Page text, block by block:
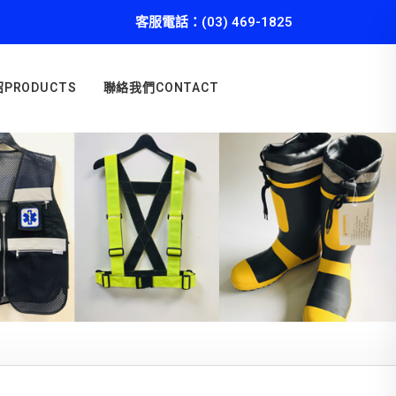
客服電話：(03) 469-1825
聯絡我們CONTACT